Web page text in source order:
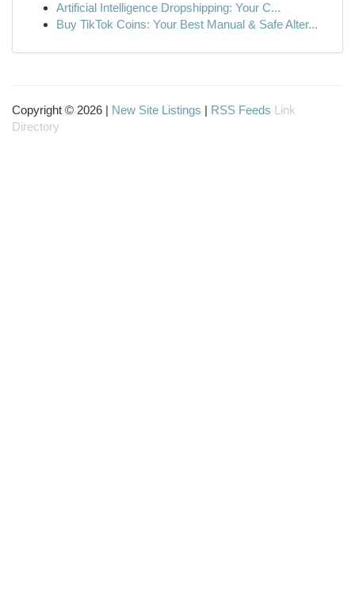
Artificial Intelligence Dropshipping: Your C...
Buy TikTok Coins: Your Best Manual & Safe Alter...
Copyright © 2026 | New Site Listings | RSS Feeds Link
Directory